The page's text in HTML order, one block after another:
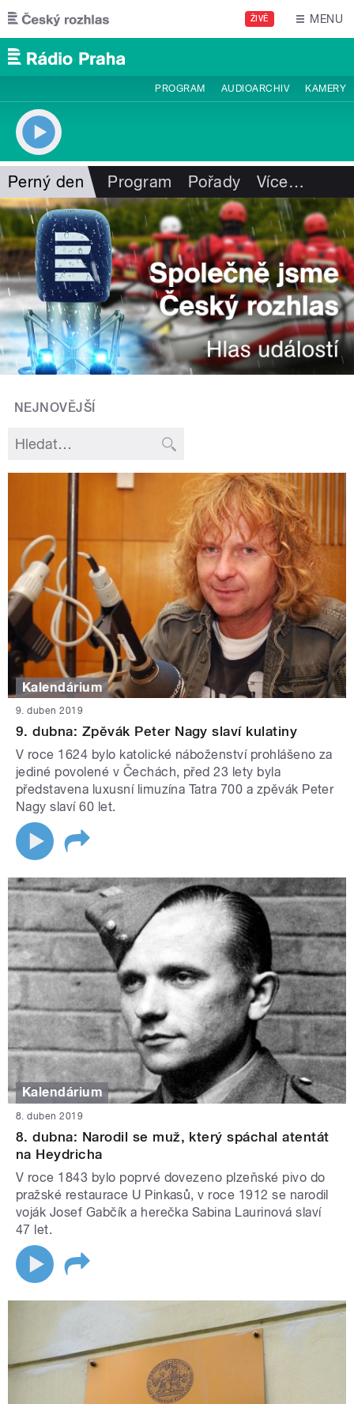
Přejít k hlavnímu obsahu
ŽIVĚ MENU
PROGRAM AUDIOARCHIV KAMERY
Perný den Program Pořady Více…
NEJNOVĚJŠÍ
Kalendárium
9. duben 2019
9. dubna: Zpěvák Peter Nagy slaví kulatiny
V roce 1624 bylo katolické náboženství prohlášeno za
jediné povolené v Čechách, před 23 lety byla
představena luxusní limuzína Tatra 700 a zpěvák Peter
Nagy slaví 60 let.
Kalendárium
8. duben 2019
8. dubna: Narodil se muž, který spáchal atentát
na Heydricha
V roce 1843 bylo poprvé dovezeno plzeňské pivo do
pražské restaurace U Pinkasů, v roce 1912 se narodil
voják Josef Gabčík a herečka Sabina Laurinová slaví
47 let.